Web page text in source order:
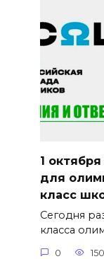
1
для
класс
Сегодня
класса
0 150